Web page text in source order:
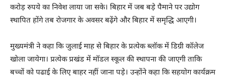
करोड़ रुपये का निवेश लाया जा सके। बिहार में जब बड़े पैमाने पर उद्योग
स्थापित होंगे तब रोजगार के अवसर बढ़ेंगे और बिहार में समृद्धि आएगी।
मुख्यमंत्री ने कहा कि जुलाई माह से बिहार के प्रत्येक ब्लॉक में डिग्री कॉलेज
खोला जायेगा। प्रत्येक प्रखंड में मॉडल स्कूल की स्थापना की जाएगी ताकि
बच्चों को पढाई के लिए बाहर नहीं जाना पड़े। उन्होंने कहा कि सहयोग कार्यक्रम